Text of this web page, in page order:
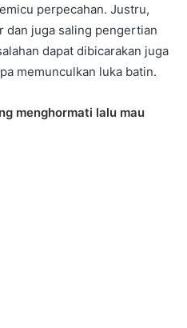
perpecahan. Justru,
dan juga saling pengertian
dapat dibicarakan juga
memunculkan luka batin.
menghormati lalu mau